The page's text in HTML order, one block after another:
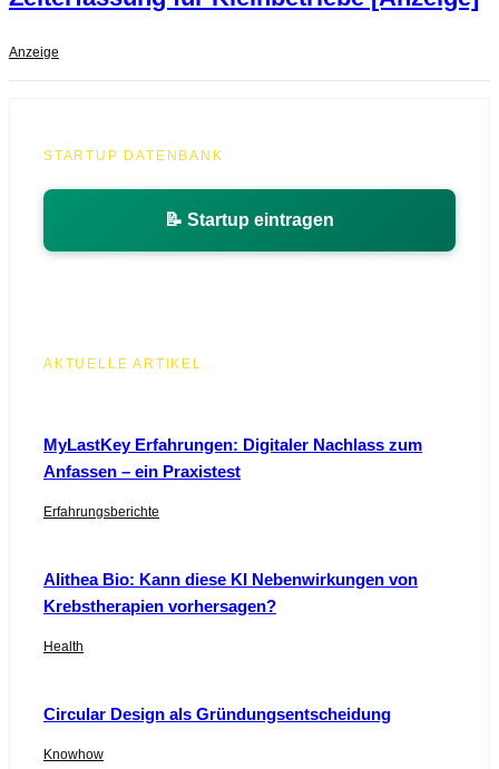
Anzeige
STARTUP DATENBANK
📝 Startup eintragen
AKTUELLE ARTIKEL
MyLastKey Erfahrungen: Digitaler Nachlass zum
Anfassen – ein Praxistest
Erfahrungsberichte
Alithea Bio: Kann diese KI Nebenwirkungen von
Krebstherapien vorhersagen?
Health
Circular Design als Gründungsentscheidung
Knowhow